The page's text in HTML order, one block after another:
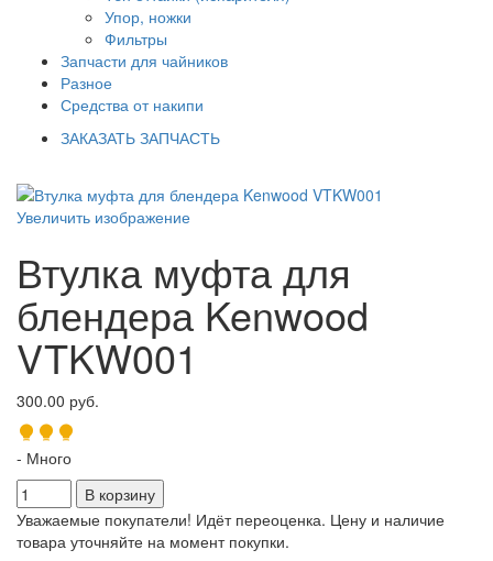
Упор, ножки
Фильтры
Запчасти для чайников
Разное
Средства от накипи
ЗАКАЗАТЬ ЗАПЧАСТЬ
Увеличить изображение
Втулка муфта для
блендера Kenwood
VTKW001
300.00 руб.
- Много
Уважаемые покупатели! Идёт переоценка. Цену и наличие
товара уточняйте на момент покупки.